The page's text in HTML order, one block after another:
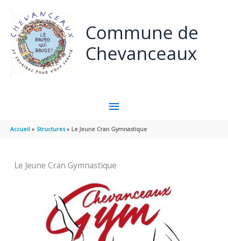
Commune de
Chevanceaux
MENU
PRINCIPAL
Accueil Structures Le Jeune Cran Gymnastique
Le Jeune Cran Gymnastique